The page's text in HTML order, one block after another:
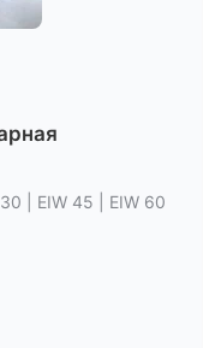
| EIW 45 | EIW 60